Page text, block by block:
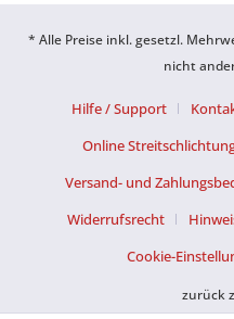
* Alle Preise inkl. gesetzl.
nicht
Hilfe / Support
Online
Versand- und
Widerrufsrecht
Cookie-
zurück